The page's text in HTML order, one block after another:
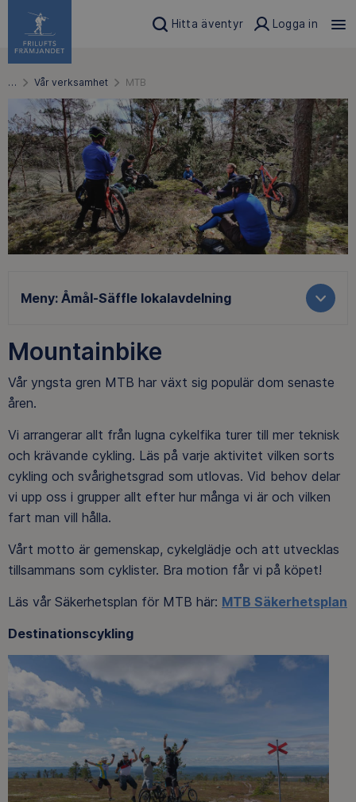
Hitta äventyr Logga in
… Vår verksamhet MTB
Meny: Åmål-Säffle lokalavdelning
Mountainbike
Vår yngsta gren MTB har växt sig populär dom senaste
åren.
Vi arrangerar allt från lugna cykelfika turer till mer teknisk
och krävande cykling. Läs på varje aktivitet vilken sorts
cykling och svårighetsgrad som utlovas. Vid behov delar
vi upp oss i grupper allt efter hur många vi är och vilken
fart man vill hålla.
Vårt motto är gemenskap, cykelglädje och att utvecklas
tillsammans som cyklister. Bra motion får vi på köpet!
Läs vår Säkerhetsplan för MTB här: MTB Säkerhetsplan
Destinationscykling